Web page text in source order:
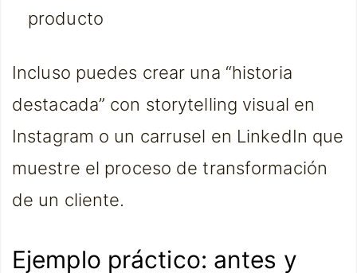
producto
Incluso puedes crear una “historia
destacada” con storytelling visual en
Instagram o un carrusel en LinkedIn que
muestre el proceso de transformación
de un cliente.
Ejemplo práctico: antes y